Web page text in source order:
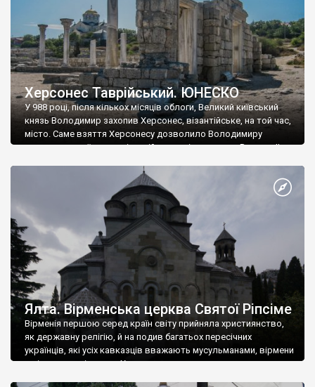
Херсонес Таврійський. ЮНЕСКО
У 988 році, після кількох місяців облоги, Великий київський
князь Володимир захопив Херсонес, візантійське, на той час,
місто. Саме взяття Херсонесу дозволило Володимиру
диктувати свої умови візантійському імператору Василю ІІ, та
Херсонесі Володимир-язичник, став Василем-християнином.
А потім було Хрещення Русі. На честь Херсонесу Таврійського
Ялта. Вірменська церква Святої Ріпсіме
Вірменія першою серед країн світу прийняла християнство,
як державну релігію, й на подив багатьох пересічних
українців, які усіх кавказців вважають мусульманами, вірмени
є відданими вірянами Христа